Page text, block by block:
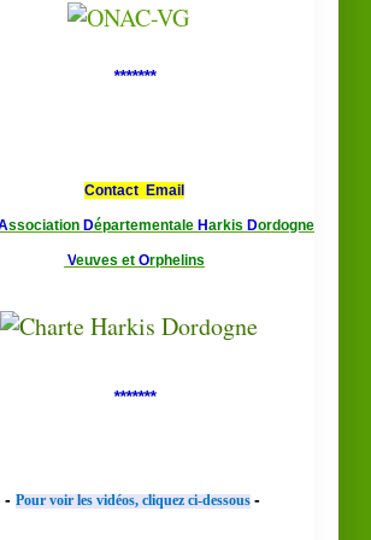
*******
Contact Email
ssociation Départementale Harkis Dordogne
Veuves et Orphelins
*******
- Pour voir les vidéos, cliquez ci-dessous -